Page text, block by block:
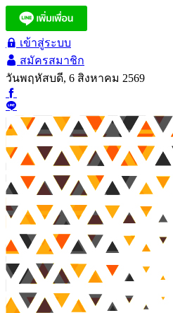
เข้าสู่ระบบ
สมัครสมาชิก
วันพฤหัสบดี, 6 สิงหาคม 2569